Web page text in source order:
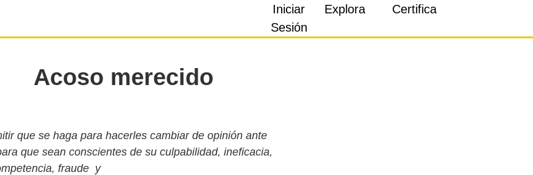
Iniciar
Sesión
Explora Certifica
Acoso merecido
que se haga para hacerles cambiar de opinión ante
que sean conscientes de su culpabilidad, ineficacia,
fraude y